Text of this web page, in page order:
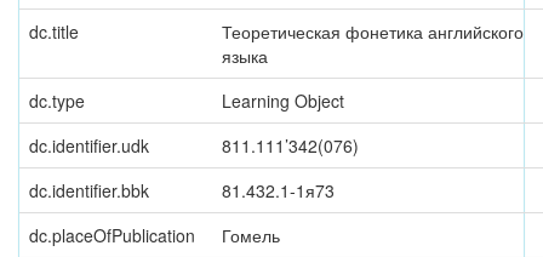
dc.title
Теоретическая фонетика английского
языка
dc.type
Learning Object
dc.identifier.udk
811.111’342(076)
dc.identifier.bbk
81.432.1-1я73
dc.placeOfPublication
Гомель